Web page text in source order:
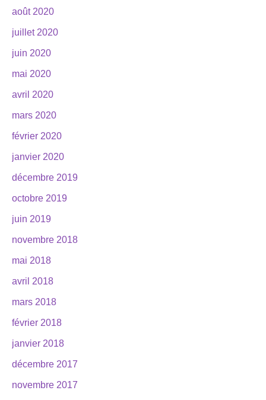
août 2020
juillet 2020
juin 2020
mai 2020
avril 2020
mars 2020
février 2020
janvier 2020
décembre 2019
octobre 2019
juin 2019
novembre 2018
mai 2018
avril 2018
mars 2018
février 2018
janvier 2018
décembre 2017
novembre 2017